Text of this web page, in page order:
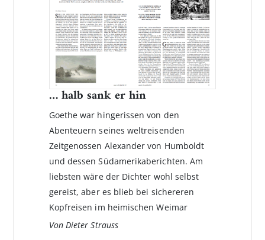
… halb sank er hin
Goethe war hingerissen von den
Abenteuern seines weltreisenden
Zeitgenossen Alexander von Humboldt
und dessen Südamerikaberichten. Am
liebsten wäre der Dichter wohl selbst
gereist, aber es blieb bei sichere­ren
Kopfreisen im heimischen Weimar
Von Dieter Strauss